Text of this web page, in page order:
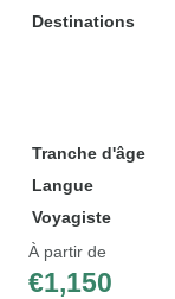
Destinations
Tranche d'âge
Langue
Voyagiste
À partir de
€1,150